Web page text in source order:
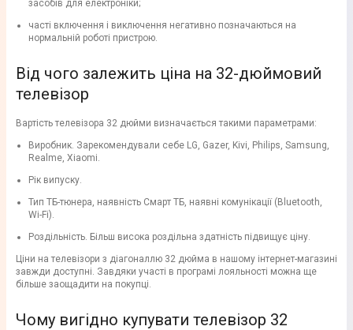
засобів для електроніки;
часті включення і виключення негативно позначаються на
нормальній роботі пристрою.
Від чого залежить ціна на 32-дюймовий
телевізор
Вартість телевізора 32 дюйми визначається такими параметрами:
Виробник. Зарекомендували себе LG, Gazer, Kivi, Philips, Samsung,
Realme, Xiaomi.
Рік випуску.
Тип ТБ-тюнера, наявність Смарт ТБ, наявні комунікації (Bluetooth,
Wi-Fi).
Роздільність. Більш висока роздільна здатність підвищує ціну.
Ціни на телевізори з діагоналлю 32 дюйма в нашому інтернет-магазині
завжди доступні. Завдяки участі в програмі лояльності можна ще
більше заощадити на покупці.
Чому вигідно купувати телевізор 32